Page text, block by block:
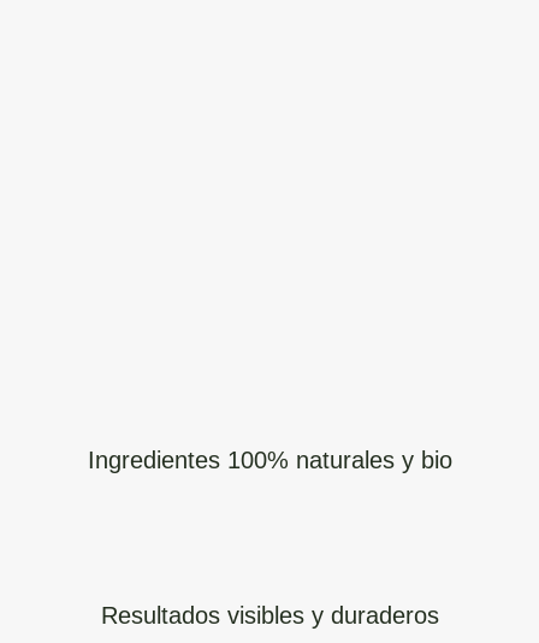
Ingredientes 100% naturales y bio
Resultados visibles y duraderos